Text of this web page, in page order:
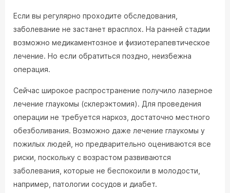
Если вы регулярно проходите обследования,
заболевание не застанет врасплох. На ранней стадии
возможно медикаментозное и физиотерапевтическое
лечение. Но если обратиться поздно, неизбежна
операция.
Сейчас широкое распространение получило лазерное
лечение глаукомы (склерэктомия). Для проведения
операции не требуется наркоз, достаточно местного
обезболивания. Возможно даже лечение глаукомы у
пожилых людей, но предварительно оцениваются все
риски, поскольку с возрастом развиваются
заболевания, которые не беспокоили в молодости,
например, патологии сосудов и диабет.